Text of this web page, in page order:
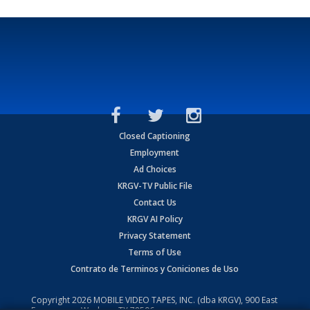
Closed Captioning
Employment
Ad Choices
KRGV-TV Public File
Contact Us
KRGV AI Policy
Privacy Statement
Terms of Use
Contrato de Terminos y Coniciones de Uso
Copyright2026 MOBILE VIDEO TAPES, INC. (dba KRGV), 900 East